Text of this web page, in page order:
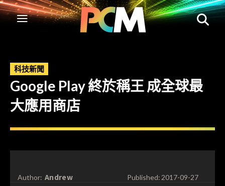
科技新聞
Google Play 終於稱王 成全球最
大應用商店
Author: Andrew Published:2017-09-27